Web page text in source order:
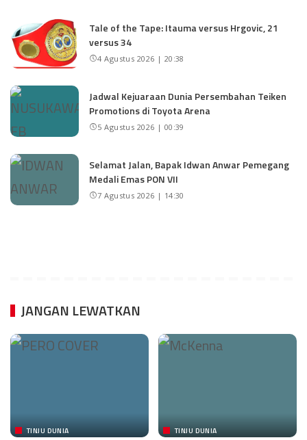
Tale of the Tape: Itauma versus Hrgovic, 21
versus 34
4 Agustus 2026 | 20:38
Jadwal Kejuaraan Dunia Persembahan Teiken
Promotions di Toyota Arena
5 Agustus 2026 | 00:39
Selamat Jalan, Bapak Idwan Anwar Pemegang
Medali Emas PON VII
7 Agustus 2026 | 14:30
JANGAN LEWATKAN
TINJU DUNIA TINJU DUNIA